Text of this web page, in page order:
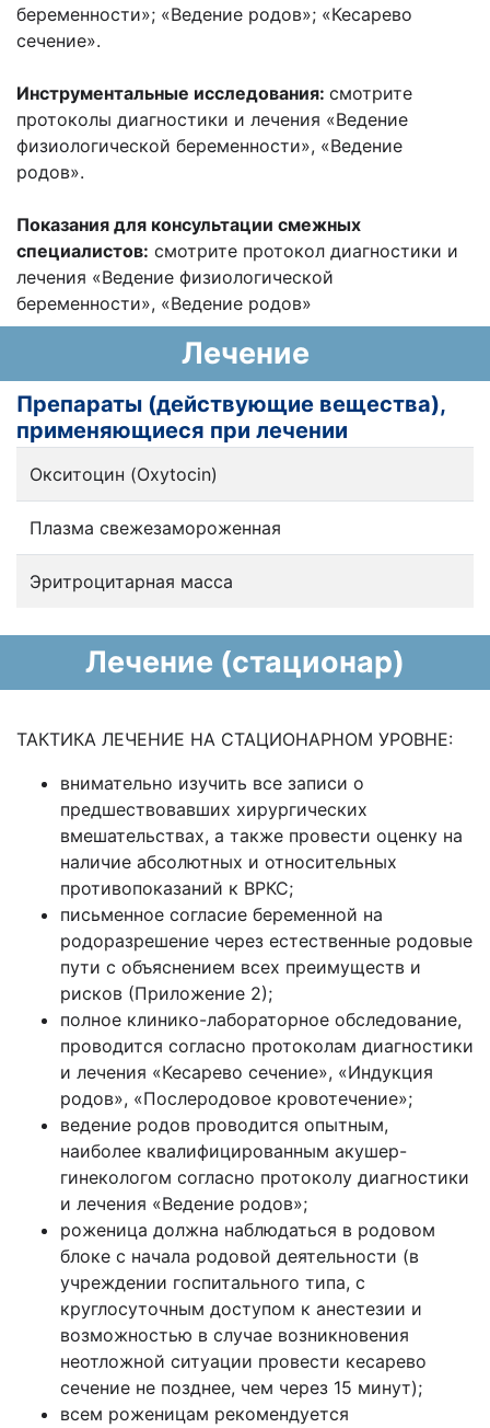
беременности»; «Ведение родов»; «Кесарево
сечение».
Инструментальные исследования: смотрите
протоколы диагностики и лечения «Ведение
физиологической беременности», «Ведение
родов».
Показания для консультации смежных
специалистов: смотрите протокол диагностики и
лечения «Ведение физиологической
беременности», «Ведение родов»
Лечение
Препараты (действующие вещества),
применяющиеся при лечении
Окситоцин (Oxytocin)
Плазма свежезамороженная
Эритроцитарная масса
Лечение (стационар)
ТАКТИКА ЛЕЧЕНИЕ НА СТАЦИОНАРНОМ УРОВНЕ:
внимательно изучить все записи о
предшествовавших хирургических
вмешательствах, а также провести оценку на
наличие абсолютных и относительных
противопоказаний к ВРКС;
письменное согласие беременной на
родоразрешение через естественные родовые
пути с объяснением всех преимуществ и
рисков (Приложение 2);
полное клинико-лабораторное обследование,
проводится согласно протоколам диагностики
и лечения «Кесарево сечение», «Индукция
родов», «Послеродовое кровотечение»;
ведение родов проводится опытным,
наиболее квалифицированным акушер-
гинекологом согласно протоколу диагностики
и лечения «Ведение родов»;
роженица должна наблюдаться в родовом
блоке с начала родовой деятельности (в
учреждении госпитального типа, с
круглосуточным доступом к анестезии и
возможностью в случае возникновения
неотложной ситуации провести кесарево
сечение не позднее, чем через 15 минут);
всем роженицам рекомендуется